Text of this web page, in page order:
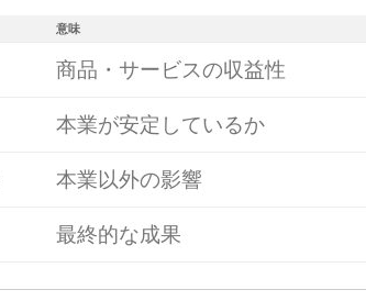
意味
商品・サービスの収益性
本業が安定しているか
本業以外の影響
最終的な成果